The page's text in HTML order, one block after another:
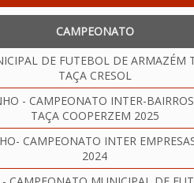
CAMPEONATO
DE FUTEBOL DE ARMAZÉM
TAÇA CRESOL
- CAMPEONATO INTER-
TAÇA COOPERZEM 2025
CAMPEONATO INTER
2024